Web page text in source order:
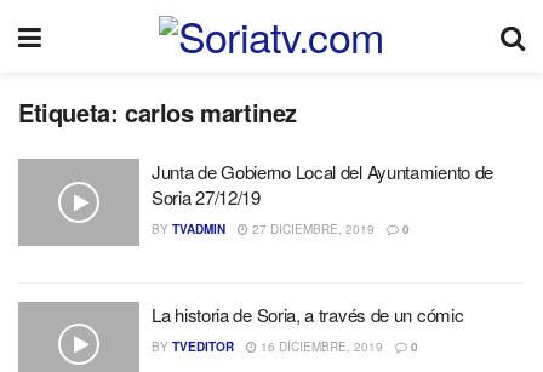
Etiqueta: carlos martinez
Junta de Gobierno Local del Ayuntamiento de
Soria 27/12/19
BY TVADMIN 27 DICIEMBRE, 2019 0
La historia de Soria, a través de un cómic
BY TVEDITOR 16 DICIEMBRE, 2019 0